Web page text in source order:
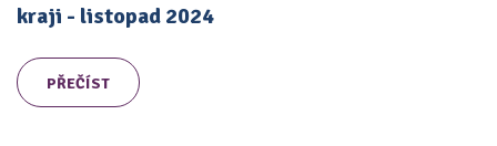
kraji - listopad 2024
PŘEČÍST